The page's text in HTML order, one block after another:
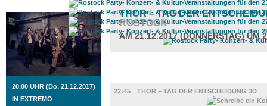
ROSTOCK TAGESTIPP
20.00 UHR (Do, 21.12.2017)
IN EXTREMO
THOR – TAG DER
ROSTOCK
AM 21.12.2017 (DONNERSTAG) UM
22:45
THOR – TAG DER ENTSCHEIDUNG 3D